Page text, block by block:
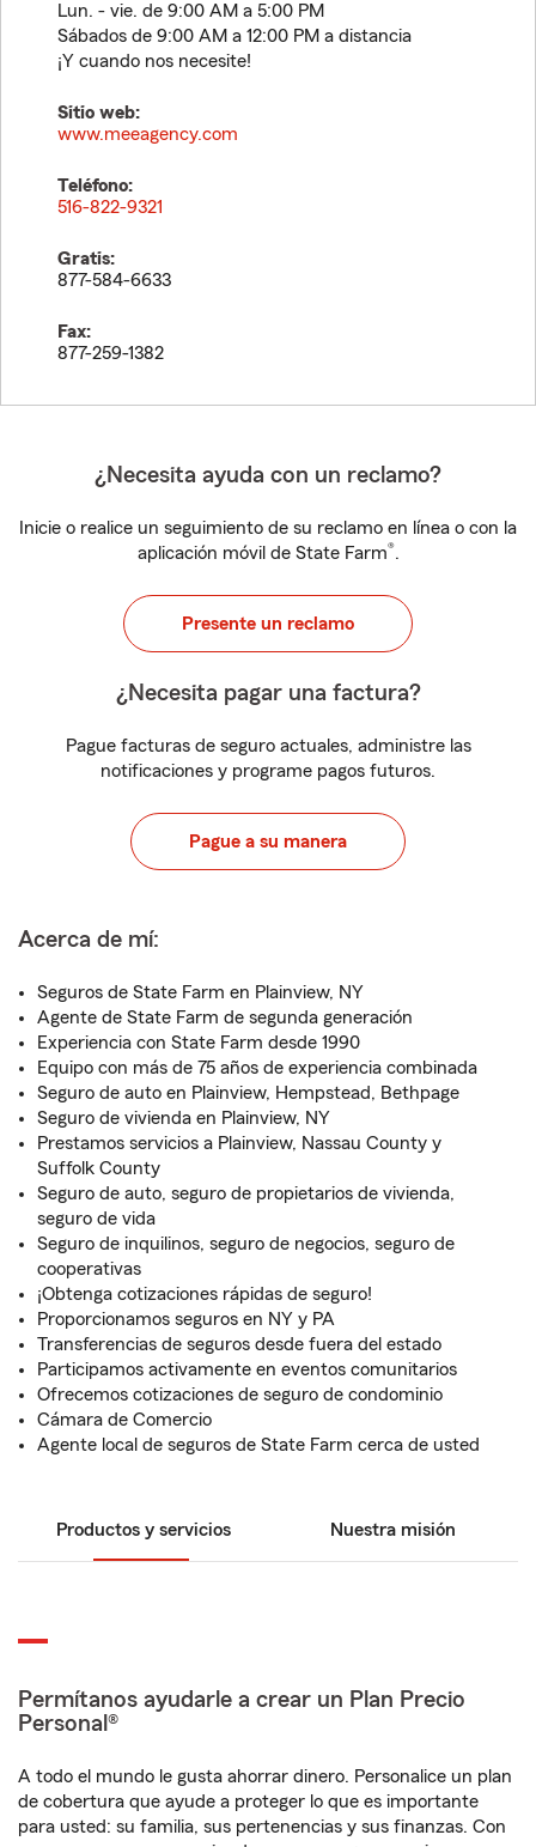
Lun. - vie. de 9:00 AM a 5:00 PM
Sábados de 9:00 AM a 12:00 PM a distancia
¡Y cuando nos necesite!
Sitio web:
www.meeagency.com
Teléfono:
516-822-9321
Gratis:
877-584-6633
Fax:
877-259-1382
¿Necesita ayuda con un reclamo?
Inicie o realice un seguimiento de su reclamo en línea o con la
aplicación móvil de State Farm®.
Presente un reclamo
¿Necesita pagar una factura?
Pague facturas de seguro actuales, administre las
notificaciones y programe pagos futuros.
Pague a su manera
Acerca de mí:
Seguros de State Farm en Plainview, NY
Agente de State Farm de segunda generación
Experiencia con State Farm desde 1990
Equipo con más de 75 años de experiencia combinada
Seguro de auto en Plainview, Hempstead, Bethpage
Seguro de vivienda en Plainview, NY
Prestamos servicios a Plainview, Nassau County y
Suffolk County
Seguro de auto, seguro de propietarios de vivienda,
seguro de vida
Seguro de inquilinos, seguro de negocios, seguro de
cooperativas
¡Obtenga cotizaciones rápidas de seguro!
Proporcionamos seguros en NY y PA
Transferencias de seguros desde fuera del estado
Participamos activamente en eventos comunitarios
Ofrecemos cotizaciones de seguro de condominio
Cámara de Comercio
Agente local de seguros de State Farm cerca de usted
Productos y servicios Nuestra misión
Permítanos ayudarle a crear un Plan Precio
Personal®
A todo el mundo le gusta ahorrar dinero. Personalice un plan
de cobertura que ayude a proteger lo que es importante
para usted: su familia, sus pertenencias y sus finanzas. Con